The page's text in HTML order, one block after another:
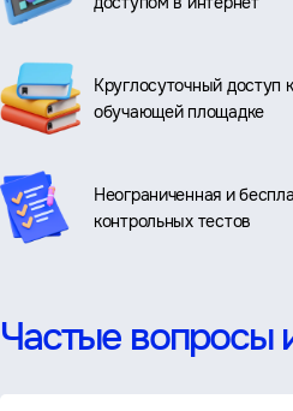
Круглосуточный
обучающей площадке
Неограниченная и
контрольных тестов
Частые вопросы